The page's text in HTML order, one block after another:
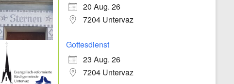
20 Aug. 26
7204 Untervaz
Gottesdienst
23 Aug. 26
7204 Untervaz